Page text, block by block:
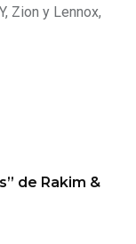
Zion y Lennox,
de Rakim &